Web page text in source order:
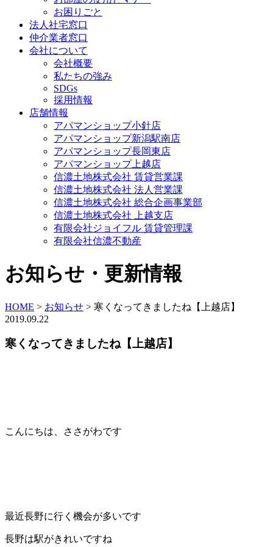
お困りごと
法人社宅窓口
仲介業者窓口
会社について
会社概要
私たちの強み
SDGs
採用情報
店舗情報
アパマンショップ小針店
アパマンショップ新潟駅南店
アパマンショップ長岡東店
アパマンショップ上越店
信濃土地株式会社 賃貸営業課
信濃土地株式会社 法人営業課
信濃土地株式会社 総合企画事業部
信濃土地株式会社 上越支店
有限会社ジョイフル 賃貸管理課
有限会社信濃不動産
お知らせ・更新情報
HOME > お知らせ > 寒くなってきましたね【上越店】
2019.09.22
寒くなってきましたね【上越店】
こんにちは、ささがわです
最近長野に行く機会が多いです
長野は駅がきれいですね